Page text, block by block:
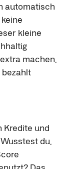
automatisch
kleine
machen,
bezahlt
Kredite und
du,